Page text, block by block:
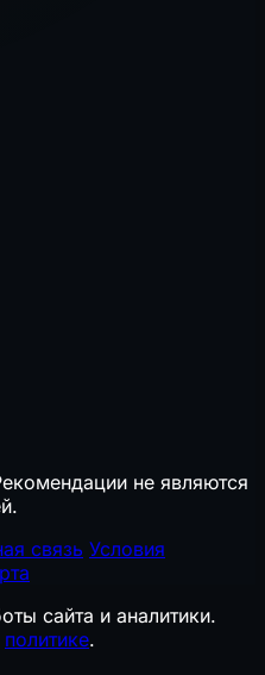
не являются
связь Условия
сайта и аналитики.
политике.